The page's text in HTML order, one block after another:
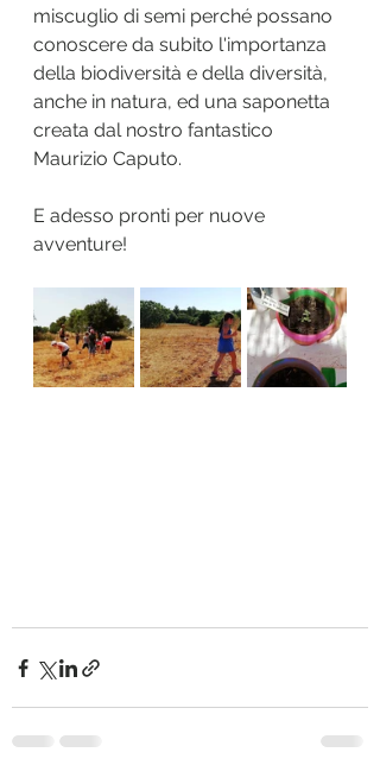
miscuglio di semi perché possano
conoscere da subito l'importanza
della biodiversità e della diversità,
anche in natura, ed una saponetta
creata dal nostro fantastico
Maurizio Caputo.
E adesso pronti per nuove
avventure!